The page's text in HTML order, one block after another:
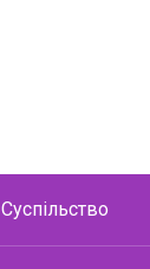
Суспільство